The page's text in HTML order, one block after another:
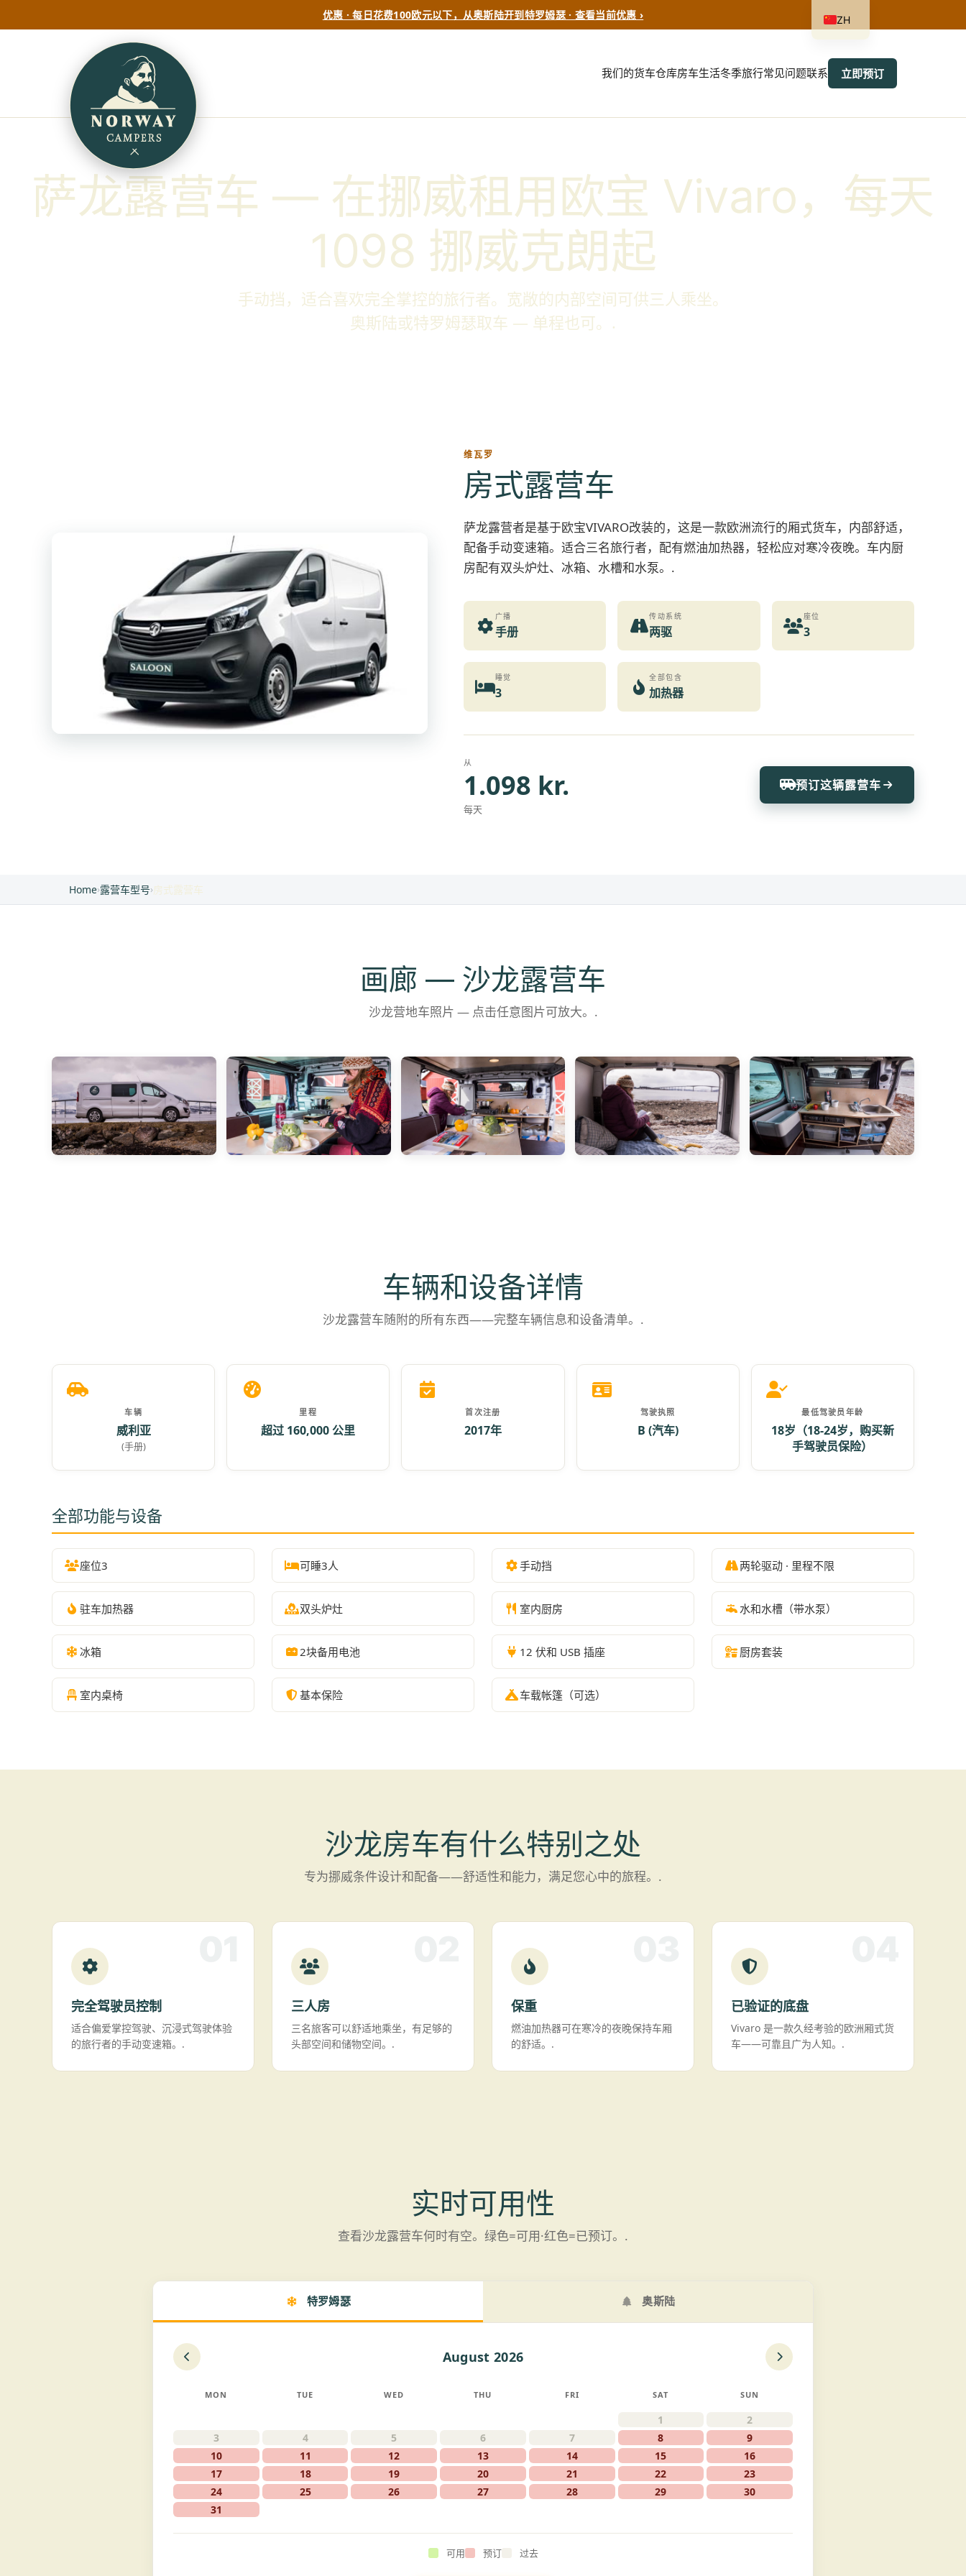
优惠 · 每日花费100欧元以下，从奥斯陆开到特罗姆瑟 · 查看当前优惠 ›
我们的货车仓库房车生活冬季旅行常见问题联系 立即预订
萨龙露营车 — 在挪威租用欧宝 Vivaro，每天
1098 挪威克朗起
手动挡，适合喜欢完全掌控的旅行者。宽敞的内部空间可供三人乘坐。
奥斯陆或特罗姆瑟取车 — 单程也可。.
维瓦罗
房式露营车
萨龙露营者是基于欧宝VIVARO改装的，这是一款欧洲流行的厢式货车，内部舒适，
配备手动变速箱。适合三名旅行者，配有燃油加热器，轻松应对寒冷夜晚。车内厨
房配有双头炉灶、冰箱、水槽和水泵。.
广播
手册
传动系统
两驱
座位
3
睡觉
3
全部包含
加热器
从
1.098 kr.
每天
预订这辆露营车
Home›露营车型号›房式露营车
画廊 — 沙龙露营车
沙龙营地车照片 — 点击任意图片可放大。.
车辆和设备详情
沙龙露营车随附的所有东西——完整车辆信息和设备清单。.
车辆
威利亚
(手册)
里程
超过 160,000 公里
首次注册
2017年
驾驶执照
B (汽车)
最低驾驶员年龄
18岁（18-24岁，购买新
手驾驶员保险）
全部功能与设备
座位3 可睡3人 手动挡 两轮驱动 · 里程不限
驻车加热器 双头炉灶 室内厨房 水和水槽（带水泵）
冰箱 2块备用电池 12 伏和 USB 插座 厨房套装
室内桌椅 基本保险 车载帐篷（可选）
沙龙房车有什么特别之处
专为挪威条件设计和配备——舒适性和能力，满足您心中的旅程。.
完全驾驶员控制
适合偏爱掌控驾驶、沉浸式驾驶体验
的旅行者的手动变速箱。.
三人房
三名旅客可以舒适地乘坐，有足够的
头部空间和储物空间。.
保重
燃油加热器可在寒冷的夜晚保持车厢
的舒适。.
已验证的底盘
Vivaro 是一款久经考验的欧洲厢式货
车——可靠且广为人知。.
实时可用性
查看沙龙露营车何时有空。绿色=可用·红色=已预订。.
特罗姆瑟 奥斯陆
August 2026
MON TUE WED THU FRI SAT SUN
1
2
3
4 5 6 7 8
9
10
11 12 13 14 15
16
17
18 19 20 21 22
23
24
25 26 27 28 29
30
31
可用 预订 过去
ZH